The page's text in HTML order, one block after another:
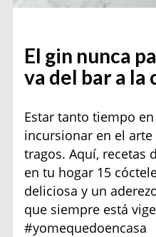
El gin nunca
va del bar a la
Estar tanto tiempo
incursionar en el
tragos. Aquí, recetas
en tu hogar 15
deliciosa y un
que siempre está
#yomequedoencasa